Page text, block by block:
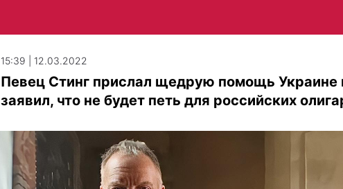
15:39 | 12.03.2022
Певец Стинг прислал щедрую помощь Украине
заявил, что не будет петь для российских